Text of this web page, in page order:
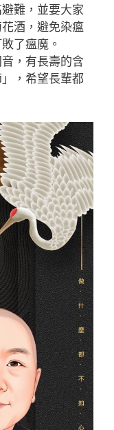
難，並要大家
酒，避免染瘟
了瘟魔。
，有長壽的含
，希望長輩都